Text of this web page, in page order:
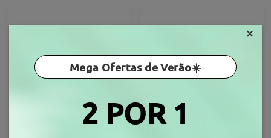
SnapMood07
×
Mega Ofertas de Verão☀️
2 POR 1